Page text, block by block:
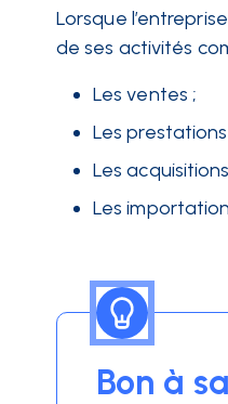
Lorsque
de ses activités
Les ventes ;
Les
Les
Les
Bon à